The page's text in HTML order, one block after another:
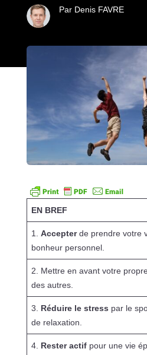
Par Denis FAVRE
EN BREF
1. Accepterde prendre votre
bonheur personnel.
2. Mettre en avant votre
des autres.
3. Réduire le stress par le
de relaxation.
4. Rester actifpour une vie